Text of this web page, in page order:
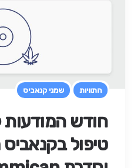
התוויות שמני קנאביס
חודש
טיפול